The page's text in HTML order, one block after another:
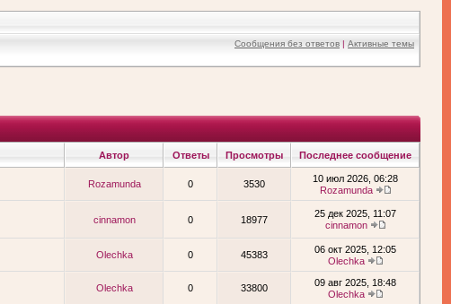
Сообщения без ответов | Активные темы
Автор Ответы Просмотры Последнее сообщение
Rozamunda 0 3530
10 июл 2026, 06:28
Rozamunda
cinnamon 0 18977
25 дек 2025, 11:07
cinnamon
Olechka 0 45383
06 окт 2025, 12:05
Olechka
Olechka 0 33800
09 авг 2025, 18:48
Olechka